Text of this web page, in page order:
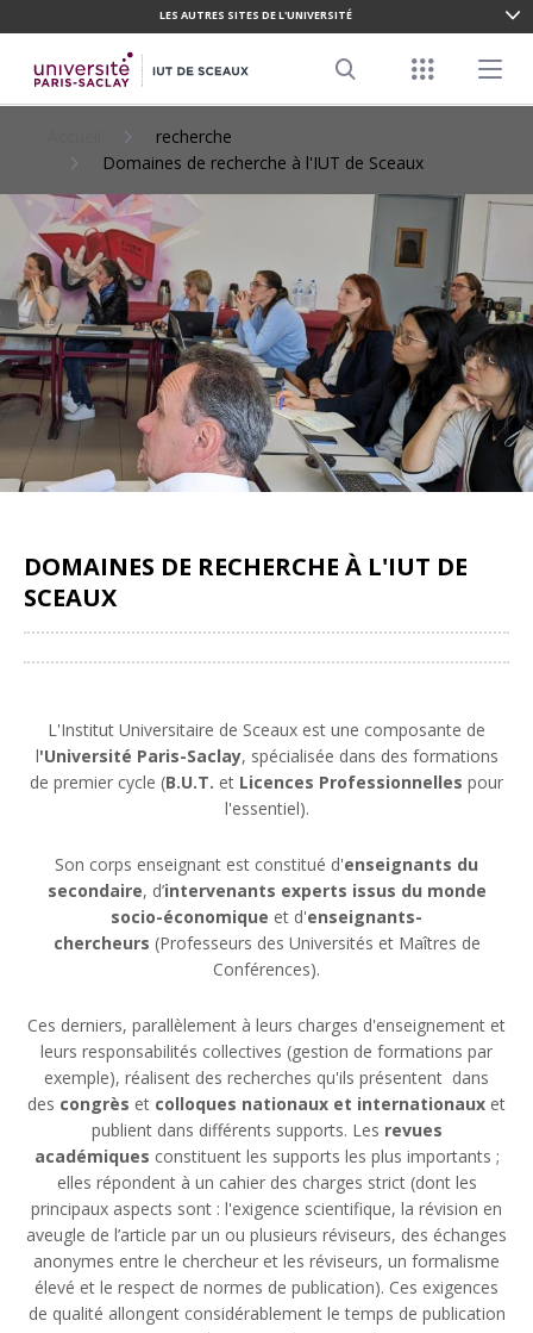
CONTENU
PRINCIPAL
LES AUTRES SITES DE L'UNIVERSITÉ
Menu Menu
recherche
Domaines de recherche à l'IUT de Sceaux
DOMAINES DE RECHERCHE À L'IUT DE
SCEAUX
L'Institut Universitaire de Sceaux est une composante de
l'Université Paris-Saclay, spécialisée dans des formations
de premier cycle (B.U.T. et Licences Professionnelles pour
l'essentiel).
Son corps enseignant est constitué d'enseignants du
secondaire, d’intervenants experts issus du monde
socio-économique et d'enseignants-
chercheurs (Professeurs des Universités et Maîtres de
Conférences).
Ces derniers, parallèlement à leurs charges d'enseignement et
leurs responsabilités collectives (gestion de formations par
exemple), réalisent des recherches qu'ils présentent dans
des congrès et colloques nationaux et internationaux et
publient dans différents supports. Les revues
académiques constituent les supports les plus importants ;
elles répondent à un cahier des charges strict (dont les
principaux aspects sont : l'exigence scientifique, la révision en
aveugle de l’article par un ou plusieurs réviseurs, des échanges
anonymes entre le chercheur et les réviseurs, un formalisme
élevé et le respect de normes de publication). Ces exigences
de qualité allongent considérablement le temps de publication